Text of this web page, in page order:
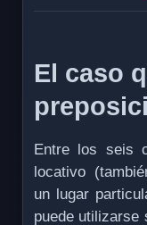
El caso
Entre los seis
locativo
un lugar
puede utilizarse